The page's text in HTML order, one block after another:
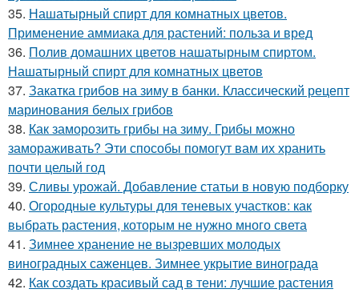
35. Нашатырный спирт для комнатных цветов.
Применение аммиака для растений: польза и вред
36. Полив домашних цветов нашатырным спиртом.
Нашатырный спирт для комнатных цветов
37. Закатка грибов на зиму в банки. Классический рецепт
маринования белых грибов
38. Как заморозить грибы на зиму. Грибы можно
замораживать? Эти способы помогут вам их хранить
почти целый год
39. Сливы урожай. Добавление статьи в новую подборку
40. Огородные культуры для теневых участков: как
выбрать растения, которым не нужно много света
41. Зимнее хранение не вызревших молодых
виноградных саженцев. Зимнее укрытие винограда
42. Как создать красивый сад в тени: лучшие растения